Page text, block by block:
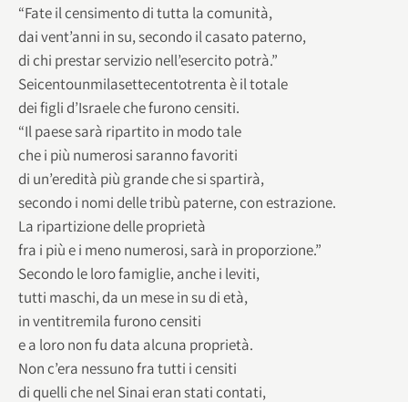
“Fate il censimento di tutta la comunità,
dai vent’anni in su, secondo il casato paterno,
di chi prestar servizio nell’esercito potrà.”
Seicentounmilasettecentotrenta è il totale
dei figli d’Israele che furono censiti.
“Il paese sarà ripartito in modo tale
che i più numerosi saranno favoriti
di un’eredità più grande che si spartirà,
secondo i nomi delle tribù paterne, con estrazione.
La ripartizione delle proprietà
fra i più e i meno numerosi, sarà in proporzione.”
Secondo le loro famiglie, anche i leviti,
tutti maschi, da un mese in su di età,
in ventitremila furono censiti
e a loro non fu data alcuna proprietà.
Non c’era nessuno fra tutti i censiti
di quelli che nel Sinai eran stati contati,